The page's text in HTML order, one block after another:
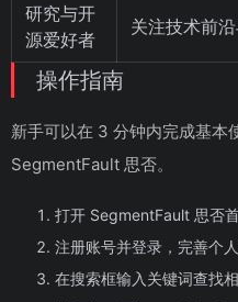
研究与开
源爱好者
关注技术前
操作指南
新手可以在 3 分钟内完成基本
SegmentFault 思否。
打开 SegmentFault 思否首
注册账号并登录，完善个
在搜索框输入关键词查找